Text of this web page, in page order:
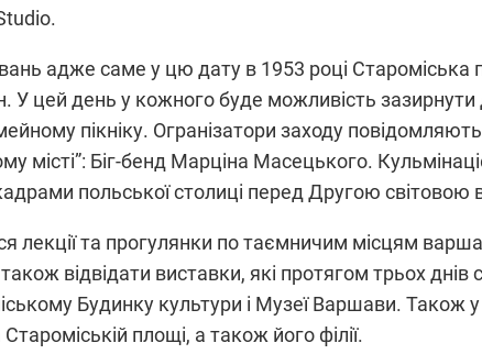
адже саме у цю дату в 1953 році
У цей день у кожного буде можливість
пікніку. Огранізатори заходу
місті”: Біг-бенд Марціна Масецького.
польської столиці перед Другою світовою
лекції та прогулянки по таємничим місцям
відвідати виставки, які протягом трьох
Будинку культури і Музеї Варшави. Також
площі, а також його філії.